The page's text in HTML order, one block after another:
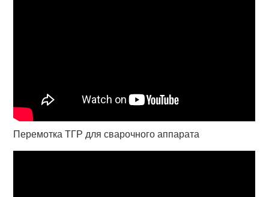
Перемотка ТГР для сварочного аппарата